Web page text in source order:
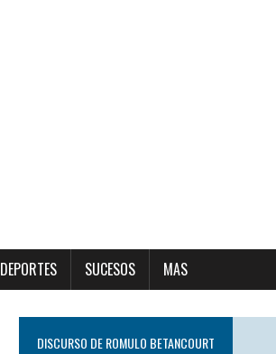
DEPORTES SUCESOS MAS
DISCURSO DE ROMULO BETANCOURT